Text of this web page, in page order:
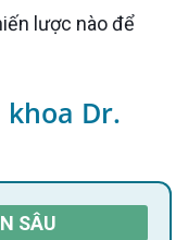
lược nào để
Dr.
SÂU